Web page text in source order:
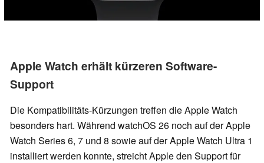
Apple Watch erhält kürzeren Software-
Support
Die Kompatibilitäts-Kürzungen treffen die Apple Watch
besonders hart. Während watchOS 26 noch auf der Apple
Watch Series 6, 7 und 8 sowie auf der Apple Watch Ultra 1
installiert werden konnte, streicht Apple den Support für